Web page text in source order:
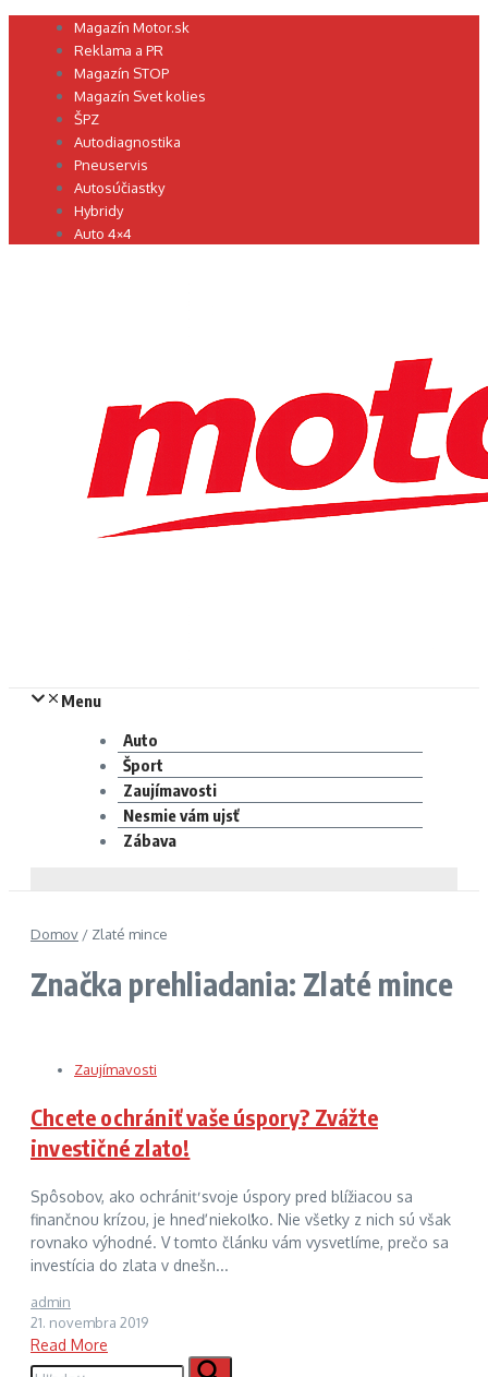
Preskočiť Magazín Motor.sk
Reklama a PR
Magazín STOP
Magazín Svet kolies
ŠPZ
Autodiagnostika
Pneuservis
Autosúčiastky
Hybridy
Auto 4×4
Menu
Auto
Šport
Zaujímavosti
Nesmie vám ujsť
Zábava
Domov / Zlaté mince
Značka prehliadania: Zlaté mince
Zaujímavosti
Chcete ochrániť vaše úspory? Zvážte
investičné zlato!
Spôsobov, ako ochrániť svoje úspory pred blížiacou sa
finančnou krízou, je hneď niekoľko. Nie všetky z nich sú však
rovnako výhodné. V tomto článku vám vysvetlíme, prečo sa
investícia do zlata v dnešn...
admin
21. novembra 2019
Read More
Hľadať: